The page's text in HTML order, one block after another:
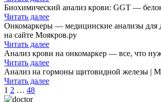
Биохимический анализ крови: GGT —
Читать далее
Онкомаркеры — медицинские анализы для
на сайте Моякров.ру
Читать далее
Анализ крови на онкомаркер — все, что
Читать далее
Анализ на гормоны щитовидной железы |
Читать далее
1 2 … 48